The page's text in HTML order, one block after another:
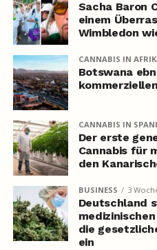
Sacha Baron
einem
Wimbledon
CANNABIS IN
Botswana
CANNABIS IN
Der erste
Cannabis für
den
BUSINESS 3
Deutschland
die
ein